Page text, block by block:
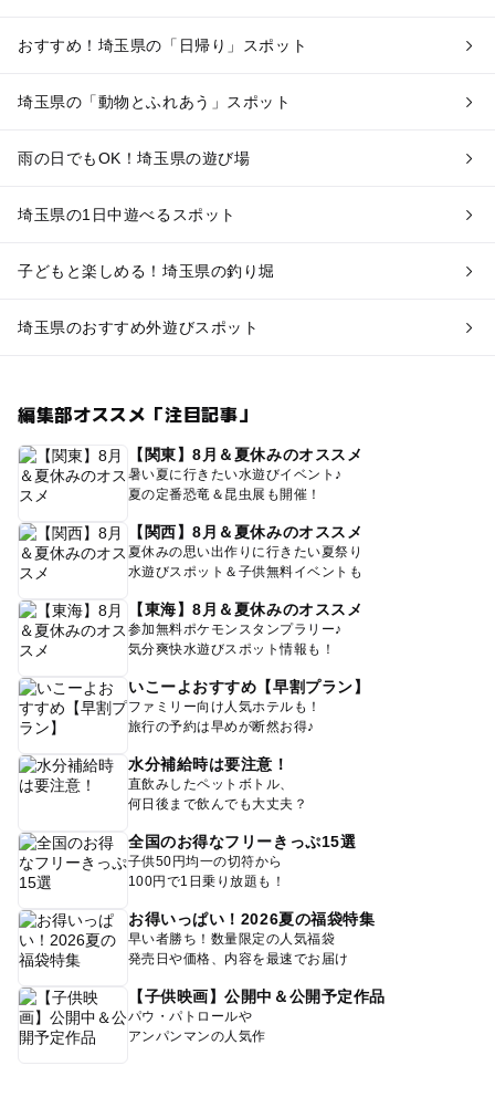
おすすめ！埼玉県の「日帰り」スポット
埼玉県の「動物とふれあう」スポット
雨の日でもOK！埼玉県の遊び場
埼玉県の1日中遊べるスポット
子どもと楽しめる！埼玉県の釣り堀
埼玉県のおすすめ外遊びスポット
編集部オススメ「注目記事」
【関東】8月＆夏休みのオススメ
暑い夏に行きたい水遊びイベント♪
夏の定番恐竜＆昆虫展も開催！
【関西】8月＆夏休みのオススメ
夏休みの思い出作りに行きたい夏祭り
水遊びスポット＆子供無料イベントも
【東海】8月＆夏休みのオススメ
参加無料ポケモンスタンプラリー♪
気分爽快水遊びスポット情報も！
いこーよおすすめ【早割プラン】
ファミリー向け人気ホテルも！
旅行の予約は早めが断然お得♪
水分補給時は要注意！
直飲みしたペットボトル、
何日後まで飲んでも大丈夫？
全国のお得なフリーきっぷ15選
子供50円均一の切符から
100円で1日乗り放題も！
お得いっぱい！2026夏の福袋特集
早い者勝ち！数量限定の人気福袋
発売日や価格、内容を最速でお届け
【子供映画】公開中＆公開予定作品
パウ・パトロールや
アンパンマンの人気作